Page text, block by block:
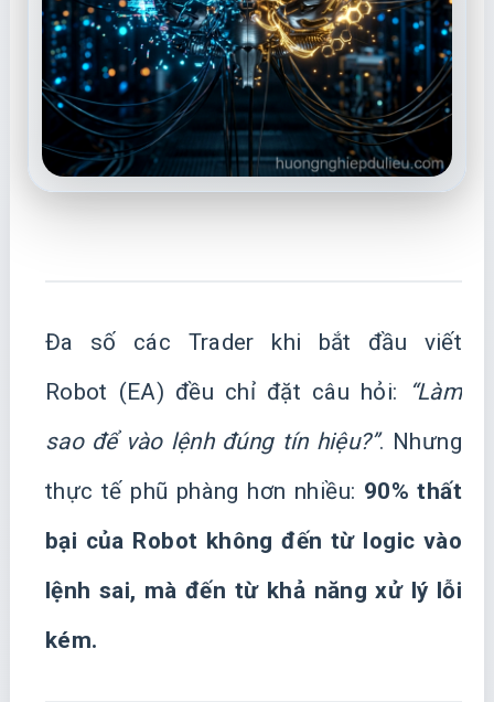
Đa số các Trader khi bắt đầu viết
Robot (EA) đều chỉ đặt câu hỏi:
“Làm
sao để vào lệnh đúng tín hiệu?”. Nhưng
thực tế phũ phàng hơn nhiều: 90% thất
bại của Robot không đến từ logic vào
lệnh sai, mà đến từ khả năng xử lý lỗi
kém.